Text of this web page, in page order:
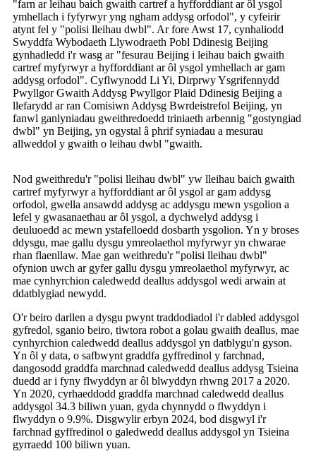
"farn ar leihau baich gwaith cartref a hyfforddiant ar ôl ysgol
ymhellach i fyfyrwyr yng ngham addysg orfodol", y cyfeirir
atynt fel y "polisi lleihau dwbl". Ar fore Awst 17, cynhaliodd
Swyddfa Wybodaeth Llywodraeth Pobl Ddinesig Beijing
gynhadledd i'r wasg ar "fesurau Beijing i leihau baich gwaith
cartref myfyrwyr a hyfforddiant ar ôl ysgol ymhellach ar gam
addysg orfodol". Cyflwynodd Li Yi, Dirprwy Ysgrifennydd
Pwyllgor Gwaith Addysg Pwyllgor Plaid Ddinesig Beijing a
llefarydd ar ran Comisiwn Addysg Bwrdeistrefol Beijing, yn
fanwl ganlyniadau gweithredoedd triniaeth arbennig "gostyngiad
dwbl" yn Beijing, yn ogystal â phrif syniadau a mesurau
allweddol y gwaith o leihau dwbl "gwaith.
Nod gweithredu'r "polisi lleihau dwbl" yw lleihau baich gwaith
cartref myfyrwyr a hyfforddiant ar ôl ysgol ar gam addysg
orfodol, gwella ansawdd addysg ac addysgu mewn ysgolion a
lefel y gwasanaethau ar ôl ysgol, a dychwelyd addysg i
deuluoedd ac mewn ystafelloedd dosbarth ysgolion. Yn y broses
ddysgu, mae gallu dysgu ymreolaethol myfyrwyr yn chwarae
rhan flaenllaw. Mae gan weithredu'r "polisi lleihau dwbl"
ofynion uwch ar gyfer gallu dysgu ymreolaethol myfyrwyr, ac
mae cynhyrchion caledwedd deallus addysgol wedi arwain at
ddatblygiad newydd.
O'r beiro darllen a dysgu pwynt traddodiadol i'r dabled addysgol
gyfredol, sganio beiro, tiwtora robot a golau gwaith deallus, mae
cynhyrchion caledwedd deallus addysgol yn datblygu'n gyson.
Yn ôl y data, o safbwynt graddfa gyffredinol y farchnad,
dangosodd graddfa marchnad caledwedd deallus addysg Tsieina
duedd ar i fyny flwyddyn ar ôl blwyddyn rhwng 2017 a 2020.
Yn 2020, cyrhaeddodd graddfa marchnad caledwedd deallus
addysgol 34.3 biliwn yuan, gyda chynnydd o flwyddyn i
flwyddyn o 9.9%. Disgwylir erbyn 2024, bod disgwyl i'r
farchnad gyffredinol o galedwedd deallus addysgol yn Tsieina
gyrraedd 100 biliwn yuan.